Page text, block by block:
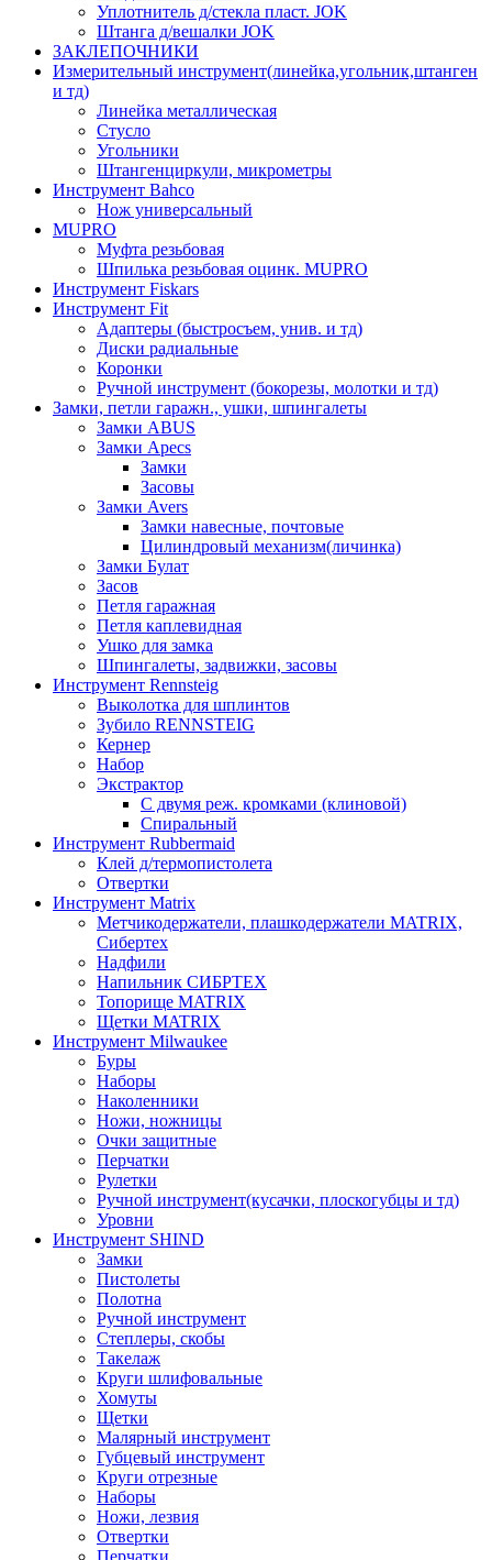
Уплотнитель д/стекла пласт. JOK
Штанга д/вешалки JOK
ЗАКЛЕПОЧНИКИ
Измерительный инструмент(линейка,угольник,штанген
и тд)
Линейка металлическая
Стусло
Угольники
Штангенциркули, микрометры
Инструмент Bahco
Нож универсальный
MUPRO
Муфта резьбовая
Шпилька резьбовая оцинк. MUPRO
Инструмент Fiskars
Инструмент Fit
Адаптеры (быстросъем, унив. и тд)
Диски радиальные
Коронки
Ручной инструмент (бокорезы, молотки и тд)
Замки, петли гаражн., ушки, шпингалеты
Замки ABUS
Замки Apecs
Замки
Засовы
Замки Avers
Замки навесные, почтовые
Цилиндровый механизм(личинка)
Замки Булат
Засов
Петля гаражная
Петля каплевидная
Ушко для замка
Шпингалеты, задвижки, засовы
Инструмент Rennsteig
Выколотка для шплинтов
Зубило RENNSTEIG
Кернер
Набор
Экстрактор
С двумя реж. кромками (клиновой)
Спиральный
Инструмент Rubbermaid
Клей д/термопистолета
Отвертки
Инструмент Matrix
Метчикодержатели, плашкодержатели MATRIX,
Сибертех
Надфили
Напильник СИБРТЕХ
Топорище MATRIX
Щетки MATRIX
Инструмент Milwaukee
Буры
Наборы
Наколенники
Ножи, ножницы
Очки защитные
Перчатки
Рулетки
Ручной инструмент(кусачки, плоскогубцы и тд)
Уровни
Инструмент SHIND
Замки
Пистолеты
Полотна
Ручной инструмент
Степлеры, скобы
Такелаж
Круги шлифовальные
Хомуты
Щетки
Малярный инструмент
Губцевый инструмент
Круги отрезные
Наборы
Ножи, лезвия
Отвертки
Перчатки